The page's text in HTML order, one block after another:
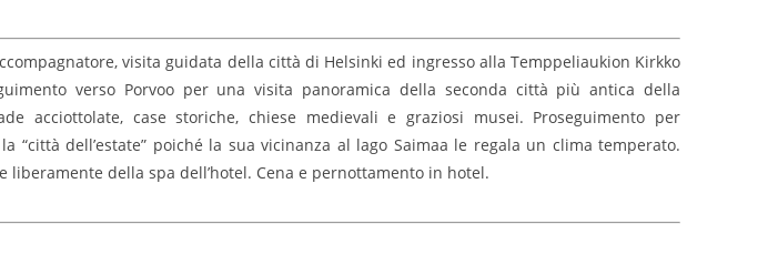
visita guidata della città di Helsinki ed ingresso alla Temppeliaukion Kirkko
verso Porvoo per una visita panoramica della seconda città più antica della
acciottolate, case storiche, chiese medievali e graziosi musei. Proseguimento per
“città dell’estate” poiché la sua vicinanza al lago Saimaa le regala un clima temperato.
della spa dell’hotel. Cena e pernottamento in hotel.